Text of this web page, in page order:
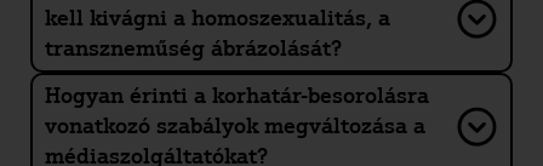
kell kivágni a homoszexualitás, a
transzneműség ábrázolását?
Hogyan érinti a korhatár-besorolásra
vonatkozó szabályok megváltozása a
médiaszolgáltatókat?